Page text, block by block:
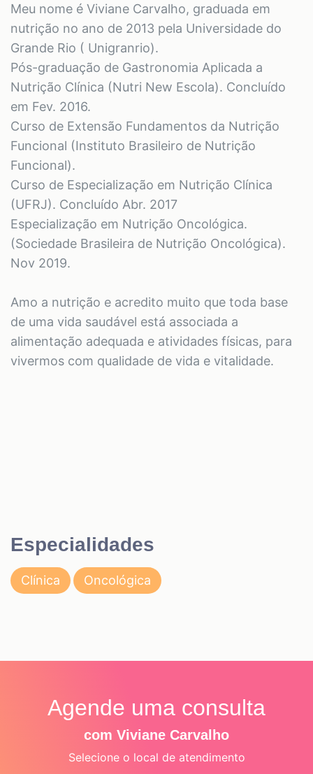
Meu nome é Viviane Carvalho, graduada em
nutrição no ano de 2013 pela Universidade do
Grande Rio ( Unigranrio).
Pós-graduação de Gastronomia Aplicada a
Nutrição Clínica (Nutri New Escola). Concluído
em Fev. 2016.
Curso de Extensão Fundamentos da Nutrição
Funcional (Instituto Brasileiro de Nutrição
Funcional).
Curso de Especialização em Nutrição Clínica
(UFRJ). Concluído Abr. 2017
Especialização em Nutrição Oncológica.
(Sociedade Brasileira de Nutrição Oncológica).
Nov 2019.
Amo a nutrição e acredito muito que toda base
de uma vida saudável está associada a
alimentação adequada e atividades físicas, para
vivermos com qualidade de vida e vitalidade.
Especialidades
Clínica Oncológica
Agende uma consulta
com Viviane Carvalho
Selecione o local de atendimento